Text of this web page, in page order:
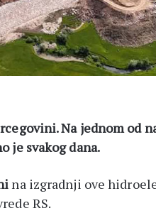
Na jednom od
je svakog dana.
na izgradnji ove
RS.